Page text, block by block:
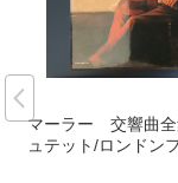
マーラー 交響曲
ュテット/ロンドン